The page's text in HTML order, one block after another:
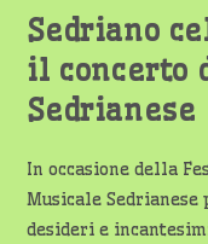
Sedriano
il concerto
Sedrianese
In occasione della
Musicale
desideri e